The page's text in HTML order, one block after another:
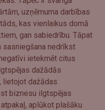
uzņēmuma darbības
kas vienlaikus domā
gan sabiedrību. Tāpat
sasniegšana nedrīkst
ietekmēt citus
dažādās
lietojot dažādas
biznesu ilgtspējas
aplūkot plašāku